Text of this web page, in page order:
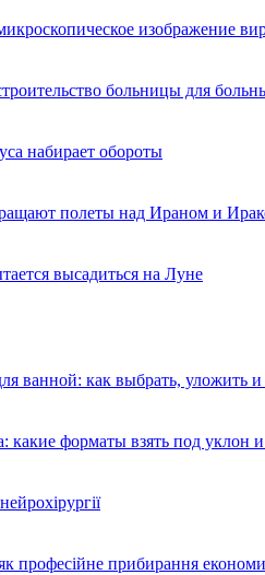
изображение
больницы для
набирает обороты
полеты над Ираном и
высадиться на Луне
ванной: как выбрать, уложить
какие форматы взять под уклон
професійне прибирання